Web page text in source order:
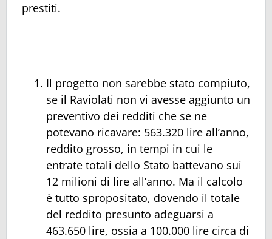
prestiti.
Il progetto non sarebbe stato compiuto,
se il Raviolati non vi avesse aggiunto un
preventivo dei redditi che se ne
potevano ricavare: 563.320 lire all’anno,
reddito grosso, in tempi in cui le
entrate totali dello Stato battevano sui
12 milioni di lire all’anno. Ma il calcolo
è tutto spropositato, dovendo il totale
del reddito presunto adeguarsi a
463.650 lire, ossia a 100.000 lire circa di